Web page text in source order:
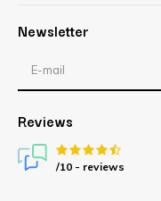
Newsletter
Reviews
/10 - reviews